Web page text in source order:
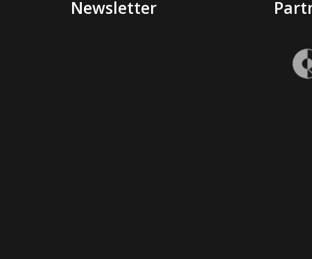
Newsletter